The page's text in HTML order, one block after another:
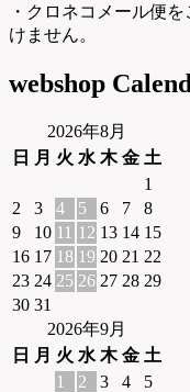
・クロネコメール便
けません。
webshop
2026年8月
日
月 火 水 木 金 土
1
2
3 4 5 6 7
8
9
10 11 12 13 14 15
16 17 18 19 20 21 22
23 24 25 26 27 28 29
30 31
2026年9月
日
月 火 水 木 金 土
1
2 3 4
5